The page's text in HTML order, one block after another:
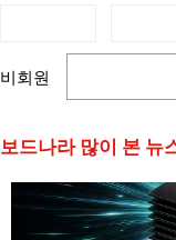
비회원
보드나라 많이 본 뉴